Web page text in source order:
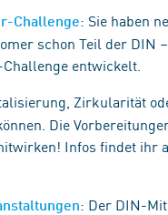
Challenge: Sie haben
schon Teil der DIN
entwickelt.
Zirkularität
Die
Infos findet ihr
: Der DIN-